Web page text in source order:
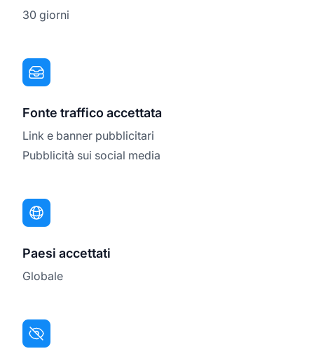
30 giorni
Fonte traffico accettata
Link e banner pubblicitari
Pubblicità sui social media
Paesi accettati
Globale